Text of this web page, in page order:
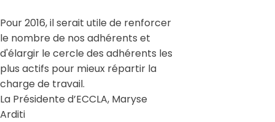
Pour 2016, il serait utile de renforcer
le nombre de nos adhérents et
d'élargir le cercle des adhérents les
plus actifs pour mieux répartir la
charge de travail.
La Présidente d’ECCLA, Maryse
Arditi